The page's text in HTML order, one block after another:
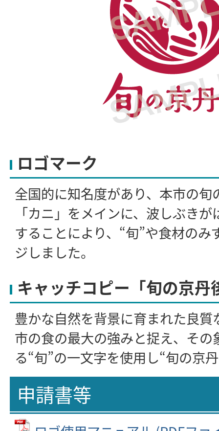
ロゴマーク
全国的に知名度があり、本市の旬
「カニ」をメインに、波しぶき
することにより、“旬”や食材のみ
ジしました。
キャッチコピー「旬の京丹
豊かな自然を背景に育まれた良
市の食の最大の強みと捉え、その
る“旬”の一文字を使用し“旬の京
申請書等